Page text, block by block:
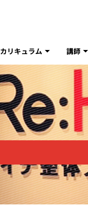
カリキュラム 講師